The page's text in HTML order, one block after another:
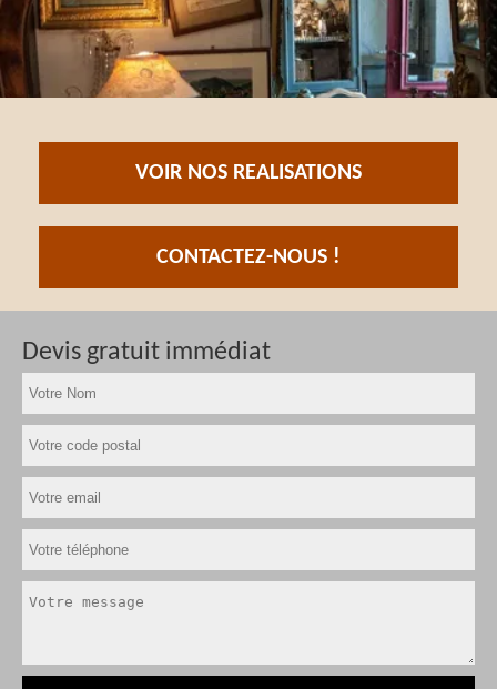
VOIR NOS REALISATIONS
CONTACTEZ-NOUS !
Devis gratuit immédiat